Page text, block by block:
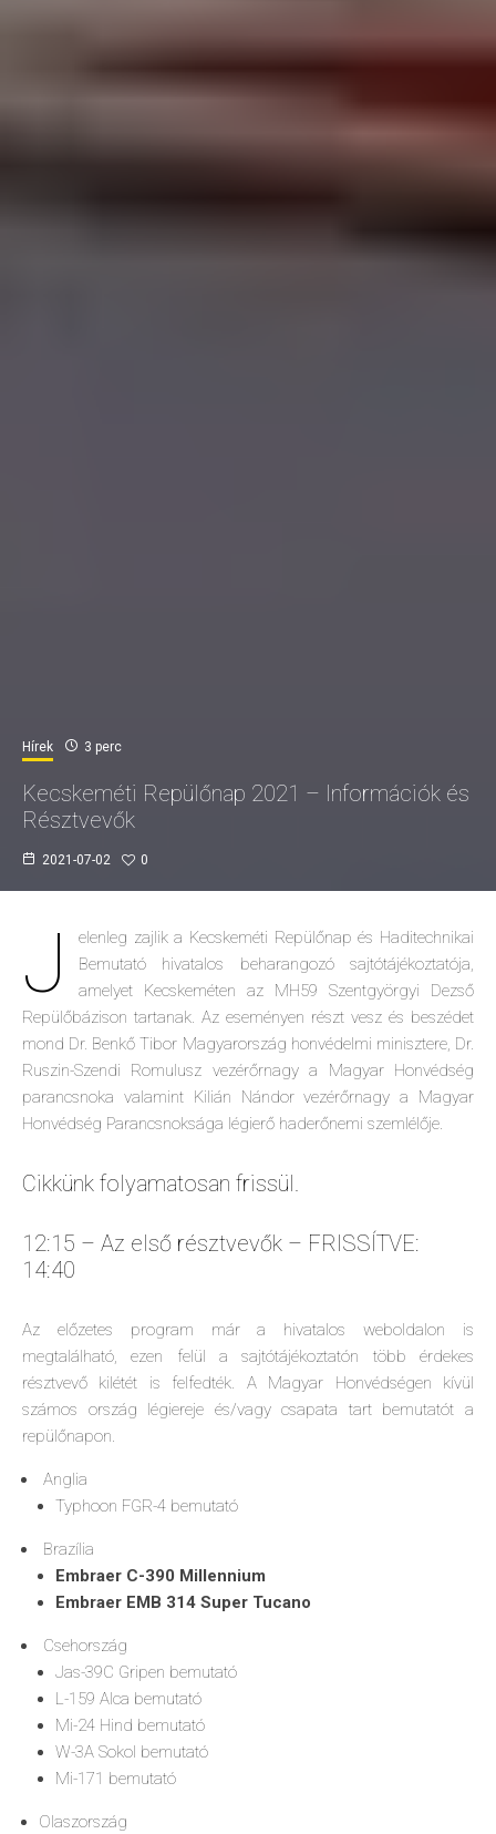
Hírek 3 perc
Kecskeméti Repülőnap 2021 – Információk és
Résztvevők
2021-07-02 0
J
elenleg zajlik a Kecskeméti Repülőnap és Haditechnikai
Bemutató hivatalos beharangozó sajtótájékoztatója,
amelyet Kecskeméten az MH59 Szentgyörgyi Dezső
Repülőbázison tartanak. Az eseményen részt vesz és beszédet
mond Dr. Benkő Tibor Magyarország honvédelmi minisztere, Dr.
Ruszin-Szendi Romulusz vezérőrnagy a Magyar Honvédség
parancsnoka valamint Kilián Nándor vezérőrnagy a Magyar
Honvédség Parancsnoksága légierő haderőnemi szemlélője.
Cikkünk folyamatosan frissül.
12:15 – Az első résztvevők – FRISSÍTVE:
14:40
Az előzetes program már a hivatalos weboldalon is
megtalálható, ezen felül a sajtótájékoztatón több érdekes
résztvevő kilétét is felfedték. A Magyar Honvédségen kívül
számos ország légiereje és/vagy csapata tart bemutatót a
repülőnapon.
Anglia
Typhoon FGR-4 bemutató
Brazília
Embraer C-390 Millennium
Embraer EMB 314 Super Tucano
Csehország
Jas-39C Gripen bemutató
L-159 Alca bemutató
Mi-24 Hind bemutató
W-3A Sokol bemutató
Mi-171 bemutató
Olaszország